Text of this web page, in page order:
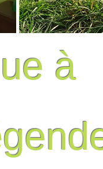
à